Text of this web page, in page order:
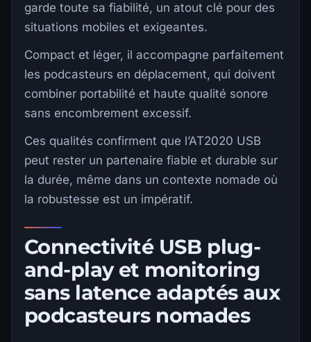
garde toute sa fiabilité, un atout clé pour des
situations mobiles et exigeantes.
Compact et léger, il accompagne parfaitement
les podcasteurs en déplacement, qui doivent
combiner portabilité et haute qualité sonore
sans encombrement excessif.
Ces qualités confirment que l’AT2020 USB
peut rester un partenaire fiable et durable sur
la durée, même dans un contexte nomade où
la robustesse est un impératif.
Connectivité USB plug-
and-play et monitoring
sans latence adaptés aux
podcasteurs nomades